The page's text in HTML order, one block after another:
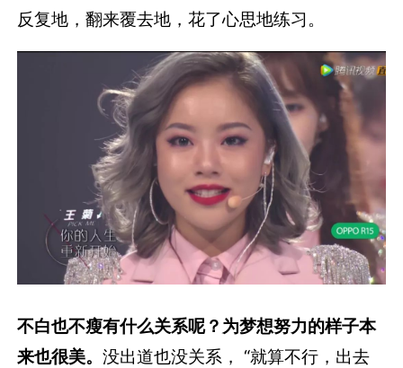
反复地，翻来覆去地，花了心思地练习。
不白也不瘦有什么关系呢？为梦想努力的样子本
来也很美。没出道也没关系， “就算不行，出去